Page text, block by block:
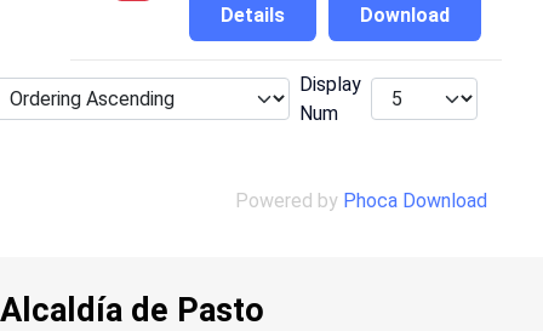
Download
Details
Display
Num
Powered by Phoca Download
Alcaldía de Pasto